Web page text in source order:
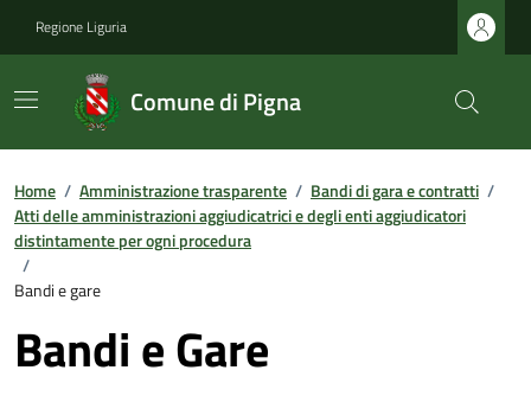
Regione Liguria
Comune di Pigna
Home / Amministrazione trasparente / Bandi di gara e contratti /
Atti delle amministrazioni aggiudicatrici e degli enti aggiudicatori
distintamente per ogni procedura
/
Bandi e gare
Bandi e Gare